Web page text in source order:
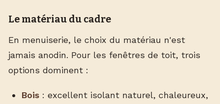
Le matériau du cadre
En menuiserie, le choix du matériau n'est
jamais anodin. Pour les fenêtres de toit, trois
options dominent :
Bois: excellent isolant naturel, chaleureux,